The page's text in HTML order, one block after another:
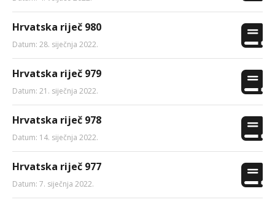
Hrvatska riječ 980
Datum: 28. siječnja 2022.
Hrvatska riječ 979
Datum: 21. siječnja 2022.
Hrvatska riječ 978
Datum: 14. siječnja 2022.
Hrvatska riječ 977
Datum: 7. siječnja 2022.